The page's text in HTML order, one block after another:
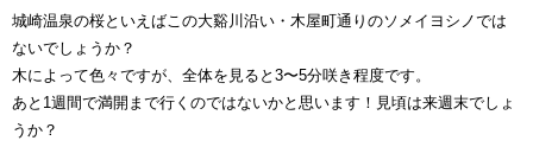
城崎温泉の桜といえばこの大谿川沿い・木屋町通りのソメイヨシノでは
ないでしょうか？
木によって色々ですが、全体を見ると3〜5分咲き程度です。
あと1週間で満開まで行くのではないかと思います！見頃は来週末でしょ
うか？